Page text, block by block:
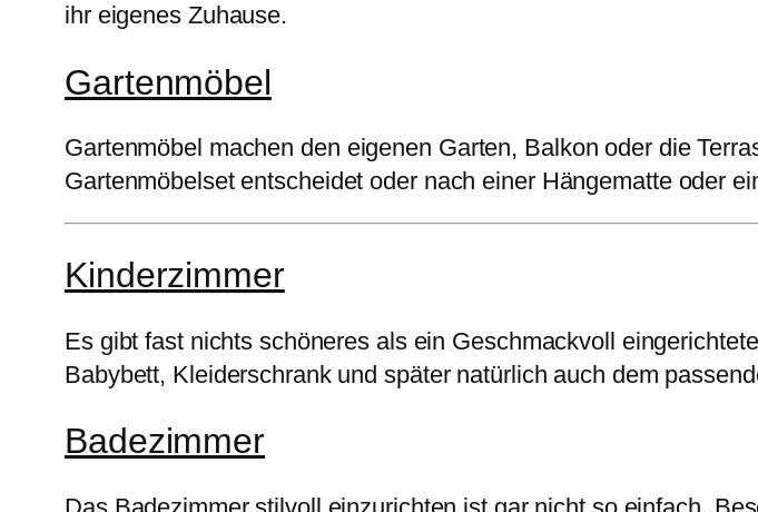
ihr eigenes Zuhause.
Gartenmöbel
Gartenmöbel machen den eigenen Garten, Balkon oder die
Gartenmöbelset entscheidet oder nach einer Hängematte oder
Kinderzimmer
Es gibt fast nichts schöneres als ein Geschmackvoll
Babybett, Kleiderschrank und später natürlich auch dem
Badezimmer